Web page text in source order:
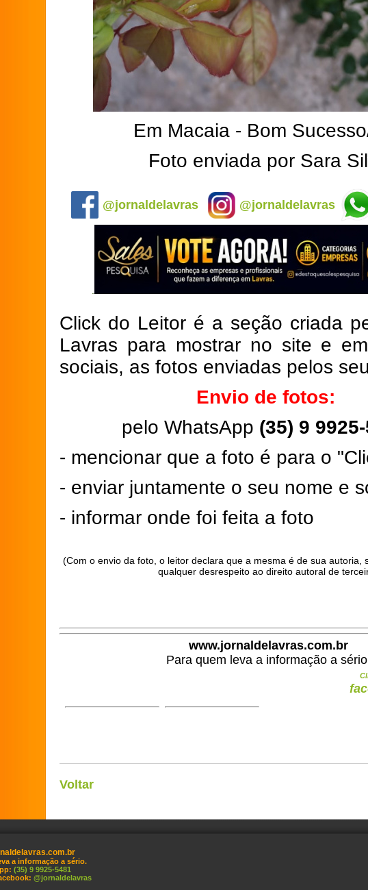
Em Macaia - Bom
Foto enviada por Sara
@jornaldelavras @jornaldelavras
Click do Leitor é a seção criada
Lavras para mostrar no site e
sociais, as fotos enviadas pelos
Envio de fotos:
pelo WhatsApp (35) 9
- mencionar que a foto é para o
- enviar juntamente o seu nome e
- informar onde foi feita a foto
(Com o envio da foto, o leitor declara que a mesma é de sua autoria,
qualquer desrespeito ao direito autoral de
www.jornaldelavras.com.br
Para quem leva a informação a
Voltar
a informação a sério.
(35) 9 9925-5481
@jornaldelavras